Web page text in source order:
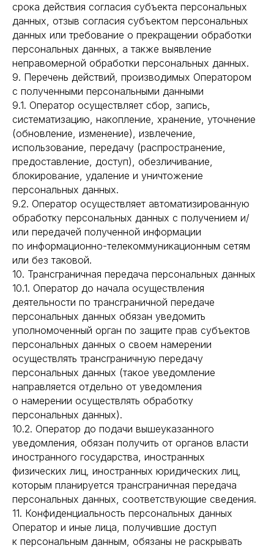
срока действия согласия субъекта персональных
данных, отзыв согласия субъектом персональных
данных или требование о прекращении обработки
персональных данных, а также выявление
неправомерной обработки персональных данных.
9. Перечень действий, производимых Оператором
с полученными персональными данными
9.1. Оператор осуществляет сбор, запись,
систематизацию, накопление, хранение, уточнение
(обновление, изменение), извлечение,
использование, передачу (распространение,
предоставление, доступ), обезличивание,
блокирование, удаление и уничтожение
персональных данных.
9.2. Оператор осуществляет автоматизированную
обработку персональных данных с получением и/
или передачей полученной информации
по информационно-телекоммуникационным сетям
или без таковой.
10. Трансграничная передача персональных данных
10.1. Оператор до начала осуществления
деятельности по трансграничной передаче
персональных данных обязан уведомить
уполномоченный орган по защите прав субъектов
персональных данных о своем намерении
осуществлять трансграничную передачу
персональных данных (такое уведомление
направляется отдельно от уведомления
о намерении осуществлять обработку
персональных данных).
10.2. Оператор до подачи вышеуказанного
уведомления, обязан получить от органов власти
иностранного государства, иностранных
физических лиц, иностранных юридических лиц,
которым планируется трансграничная передача
персональных данных, соответствующие сведения.
11. Конфиденциальность персональных данных
Оператор и иные лица, получившие доступ
к персональным данным, обязаны не раскрывать